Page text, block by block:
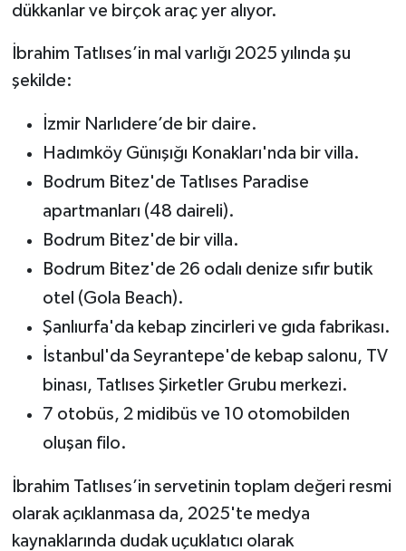
dükkanlar ve birçok araç yer alıyor.
İbrahim Tatlıses’in mal varlığı 2025 yılında şu
şekilde:
İzmir Narlıdere’de bir daire.
Hadımköy Günışığı Konakları'nda bir villa.
Bodrum Bitez'de Tatlıses Paradise
apartmanları (48 daireli).
Bodrum Bitez'de bir villa.
Bodrum Bitez'de 26 odalı denize sıfır butik
otel (Gola Beach).
Şanlıurfa'da kebap zincirleri ve gıda fabrikası.
İstanbul'da Seyrantepe'de kebap salonu, TV
binası, Tatlıses Şirketler Grubu merkezi.
7 otobüs, 2 midibüs ve 10 otomobilden
oluşan filo.
İbrahim Tatlıses’in servetinin toplam değeri resmi
olarak açıklanmasa da, 2025'te medya
kaynaklarında dudak uçuklatıcı olarak